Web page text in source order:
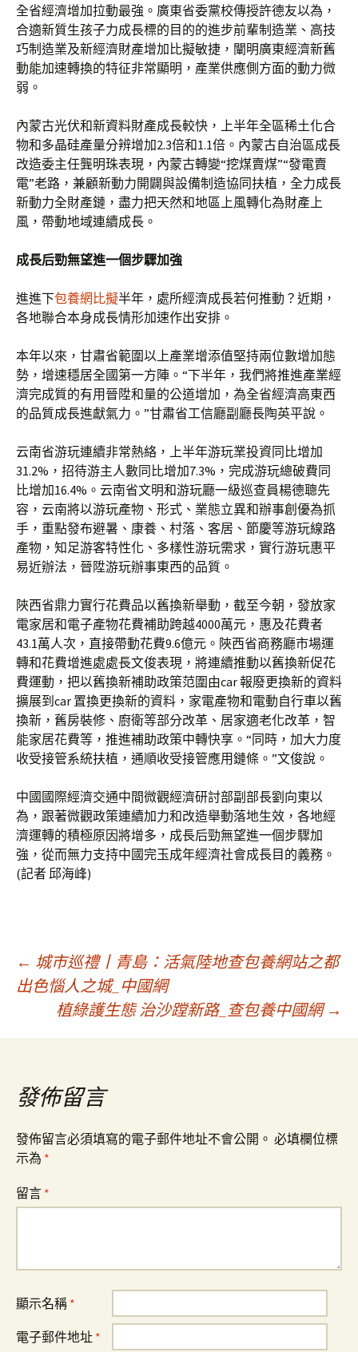
全省經濟增加拉動最強。廣東省委黨校傳授許德友以為，
合適新質生孩子力成長標的目的的進步前輩制造業、高技
巧制造業及新經濟財產增加比擬敏捷，闡明廣東經濟新舊
動能加速轉換的特征非常顯明，產業供應側方面的動力微
弱。
內蒙古光伏和新資料財產成長較快，上半年全區稀土化合
物和多晶硅產量分辨增加2.3倍和1.1倍。內蒙古自治區成長
改造委主任龔明珠表現，內蒙古轉變“挖煤賣煤”“發電賣
電”老路，兼顧新動力開闢與設備制造協同扶植，全力成長
新動力全財產鏈，盡力把天然和地區上風轉化為財產上
風，帶動地域連續成長。
成長后勁無望進一個步驟加強
進進下包養網比擬半年，處所經濟成長若何推動？近期，
各地聯合本身成長情形加速作出安排。
本年以來，甘肅省範圍以上產業增添值堅持兩位數增加態
勢，增速穩居全國第一方陣。“下半年，我們將推進產業經
濟完成質的有用晉陞和量的公道增加，為全省經濟高東西
的品質成長進獻氣力。”甘肅省工信廳副廳長陶英平說。
云南省游玩連續非常熱絡，上半年游玩業投資同比增加
31.2%，招待游主人數同比增加7.3%，完成游玩總破費同
比增加16.4%。云南省文明和游玩廳一級巡查員楊德聰先
容，云南將以游玩產物、形式、業態立異和辦事創優為抓
手，重點發布避暑、康養、村落、客居、節慶等游玩線路
產物，知足游客特性化、多樣性游玩需求，實行游玩惠平
易近辦法，晉陞游玩辦事東西的品質。
陜西省鼎力實行花費品以舊換新舉動，截至今朝，發放家
電家居和電子產物花費補助跨越4000萬元，惠及花費者
43.1萬人次，直接帶動花費9.6億元。陜西省商務廳市場運
轉和花費增進處處長文俊表現，將連續推動以舊換新促花
費運動，把以舊換新補助政策范圍由car 報廢更換新的資料
擴展到car 置換更換新的資料，家電產物和電動自行車以舊
換新，舊房裝修、廚衛等部分改革、居家適老化改革，智
能家居花費等，推進補助政策中轉快享。“同時，加大力度
收受接管系統扶植，通順收受接管應用鏈條。”文俊說。
中國國際經濟交通中間微觀經濟研討部副部長劉向東以
為，跟著微觀政策連續加力和改造舉動落地生效，各地經
濟運轉的積極原因將增多，成長后勁無望進一個步驟加
強，從而無力支持中國完玉成年經濟社會成長目的義務。
(記者 邱海峰)
文
導
覽
← 城市巡禮丨青島：活氣陸地查包養網站之都
出色惱人之城_中國網
植綠護生態 治沙蹚新路_查包養中國網 →
發佈留言
發佈留言必須填寫的電子郵件地址不會公開。 必填欄位標
示為 *
留言 *
顯示名稱 *
電子郵件地址 *